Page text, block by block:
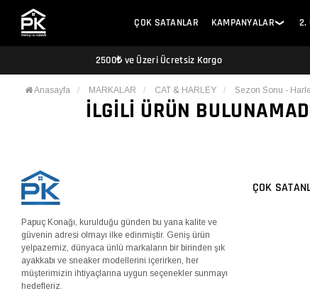
ÇOK SATANLAR KAMPANYALAR ❯ 2.
2500₺ ve Üzeri Ücretsiz Kargo
Anasayfa MARKALAR CAT & HARLEY Sezon Sonu -
İLGILI ÜRÜN
Papuç Konağı, kurulduğu günden bu yana kalite ve
güvenin adresi olmayı ilke edinmiştir. Geniş ürün
yelpazemiz, dünyaca ünlü markaların bir birinden şık
ayakkabı ve sneaker modellerini içerirken, her
müşterimizin ihtiyaçlarına uygun seçenekler sunmayı
hedefleriz.
ÇOK